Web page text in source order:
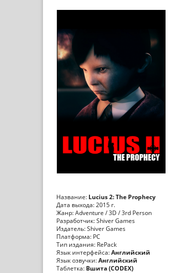
Название: Lucius 2: The Prophecy
Дата выхода: 2015 г.
Жанр: Adventure / 3D / 3rd Person
Разработчик: Shiver Games
Издатель: Shiver Games
Платформа: РС
Тип издания: RePack
Язык интерфейса:Английский
Язык озвучки:Английский
Таблетка: Вшита (CODEX)